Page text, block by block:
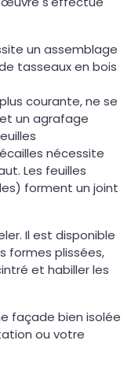
un assemblage
tasseaux en bois
courante, ne se
un agrafage
nécessite
Les feuilles
forment un joint
Il est disponible
formes plissées,
et habiller les
façade bien isolée
ou votre